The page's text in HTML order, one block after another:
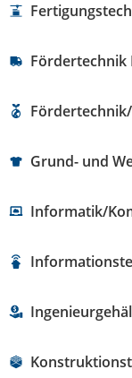
Fördertechnik
Grund- und
Informatik/